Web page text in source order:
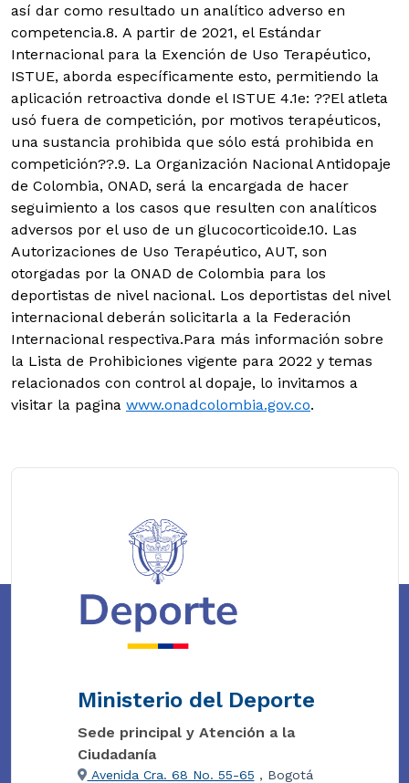
así dar como resultado un analítico adverso en
competencia.8. A partir de 2021, el Estándar
Internacional para la Exención de Uso Terapéutico,
ISTUE, aborda específicamente esto, permitiendo la
aplicación retroactiva donde el ISTUE 4.1e: ??El atleta
usó fuera de competición, por motivos terapéuticos,
una sustancia prohibida que sólo está prohibida en
competición??.9. La Organización Nacional Antidopaje
de Colombia, ONAD, será la encargada de hacer
seguimiento a los casos que resulten con analíticos
adversos por el uso de un glucocorticoide.10. Las
Autorizaciones de Uso Terapéutico, AUT, son
otorgadas por la ONAD de Colombia para los
deportistas de nivel nacional. Los deportistas del nivel
internacional deberán solicitarla a la Federación
Internacional respectiva.Para más información sobre
la Lista de Prohibiciones vigente para 2022 y temas
relacionados con control al dopaje, lo invitamos a
visitar la pagina www.onadcolombia.gov.co.
Ministerio del Deporte
Sede principal y Atención a la
Ciudadanía
Avenida Cra. 68 No. 55-65 , Bogotá